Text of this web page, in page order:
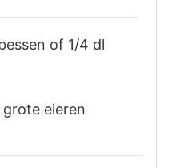
of 1/4 dl
eieren